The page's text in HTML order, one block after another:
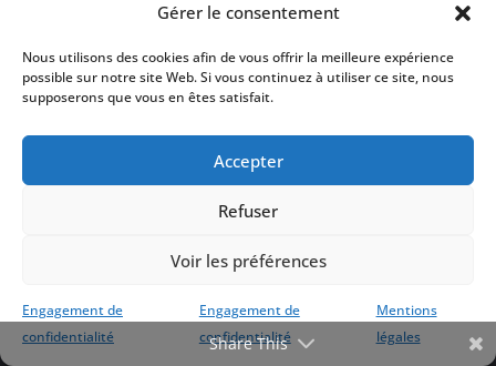
Gérer le consentement
Nous utilisons des cookies afin de vous offrir la meilleure expérience
possible sur notre site Web. Si vous continuez à utiliser ce site, nous
supposerons que vous en êtes satisfait.
Accepter
Refuser
Voir les préférences
Engagement de
confidentialité
Engagement de
confidentialité
Mentions
légales
Share This